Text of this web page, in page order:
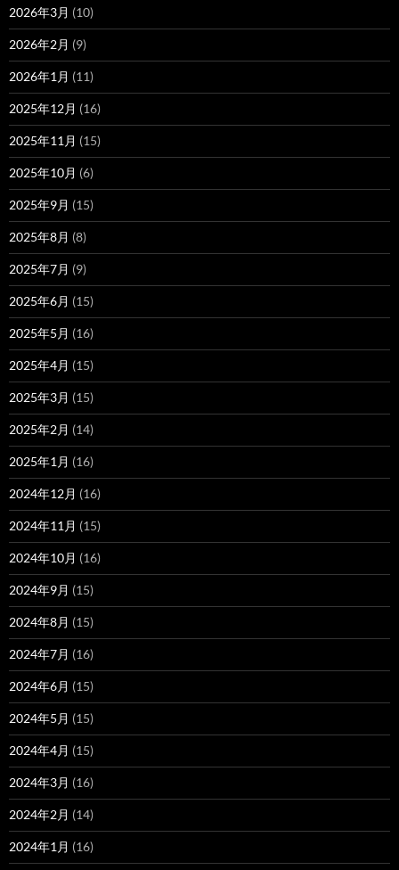
2026年3月 (10)
2026年2月 (9)
2026年1月 (11)
2025年12月 (16)
2025年11月 (15)
2025年10月 (6)
2025年9月 (15)
2025年8月 (8)
2025年7月 (9)
2025年6月 (15)
2025年5月 (16)
2025年4月 (15)
2025年3月 (15)
2025年2月 (14)
2025年1月 (16)
2024年12月 (16)
2024年11月 (15)
2024年10月 (16)
2024年9月 (15)
2024年8月 (15)
2024年7月 (16)
2024年6月 (15)
2024年5月 (15)
2024年4月 (15)
2024年3月 (16)
2024年2月 (14)
2024年1月 (16)